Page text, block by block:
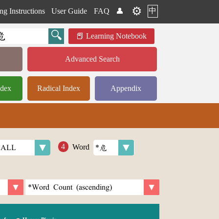
Instructions User Guide FAQ 👤 ⚙️ 中
Learning Notebook
Advanced Search
Radical Index Appendix
Word